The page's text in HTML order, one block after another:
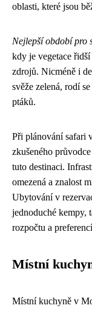
oblasti, které jsou
Nejlepší období pro
kdy je vegetace
zdrojů. Nicméně i
svěže zelená, rodí
ptáků.
Při plánování safari
zkušeného
tuto destinaci.
omezená a znalost
Ubytování v
jednoduché kempy,
rozpočtu a
Místní
Místní kuchyně v